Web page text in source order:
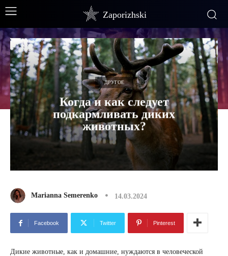
Zaporizhski
ДРУГОЕ
Когда и как следует
подкармливать диких
животных?
Marianna Semerenko 14.03.2024
Facebook Twitter Pinterest
Дикие животные, как и домашние, нуждаются в человеческой